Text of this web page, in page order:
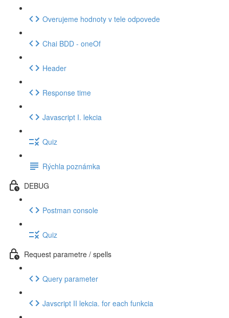
Overujeme hodnoty v tele odpovede
Chai BDD - oneOf
Header
Response time
Javascript I. lekcia
Quiz
Rýchla poznámka
DEBUG
Postman console
Quiz
Request parametre / spells
Query parameter
Javscript II lekcia. for each funkcia